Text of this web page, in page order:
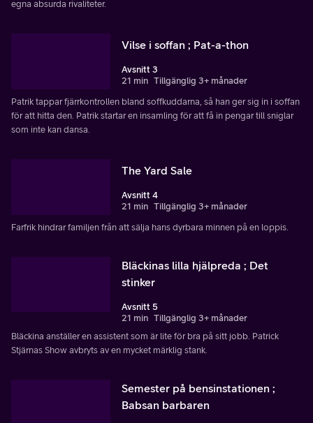
egna absurda rivaliteter.
Vilse i soffan ; Pat-a-thon
Avsnitt 3
21 min Tillgänglig 3+ månader
Patrik tappar fjärrkontrollen bland soffkuddarna, så han ger sig in i soffan
för att hitta den. Patrik startar en insamling för att få in pengar till sniglar
som inte kan dansa.
The Yard Sale
Avsnitt 4
21 min Tillgänglig 3+ månader
Farfrik hindrar familjen från att sälja hans dyrbara minnen på en loppis.
Bläckinas lilla hjälpreda ; Det
stinker
Avsnitt 5
21 min Tillgänglig 3+ månader
Bläckina anställer en assistent som är lite för bra på sitt jobb. Patrick
Stjärnas Show avbryts av en mycket märklig stank.
Semester på bensinstationen ;
Babsan barbaren